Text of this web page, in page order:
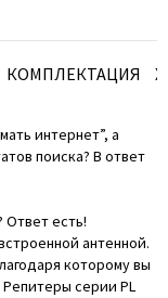
КОМПЛЕКТАЦИЯ
интернет”, а
поиска? В ответ
Ответ есть!
антенной.
которому вы
серии PL